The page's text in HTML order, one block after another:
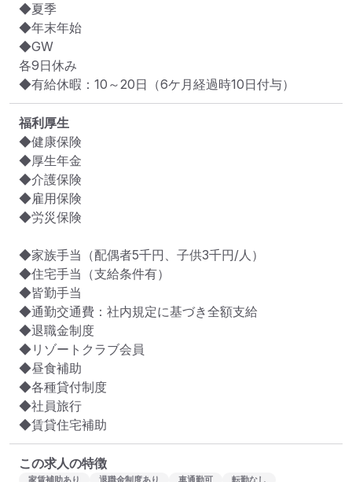
◆夏季
◆年末年始
◆GW
各9日休み
◆有給休暇：10～20日（6ケ月経過時10日付与）
福利厚生
◆健康保険
◆厚生年金
◆介護保険
◆雇用保険
◆労災保険
◆家族手当（配偶者5千円、子供3千円/人）
◆住宅手当（支給条件有）
◆皆勤手当
◆通勤交通費：社内規定に基づき全額支給
◆退職金制度
◆リゾートクラブ会員
◆昼食補助
◆各種貸付制度
◆社員旅行
◆賃貸住宅補助
この求人の特徴
家賃補助あり 退職金制度あり 車通勤可 転勤なし